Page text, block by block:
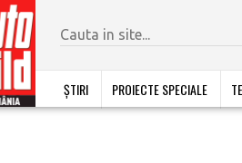
ȘTIRI PROIECTE SPECIALE